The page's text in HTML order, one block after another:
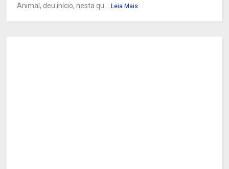
Animal, deu início, nesta qu... Leia Mais